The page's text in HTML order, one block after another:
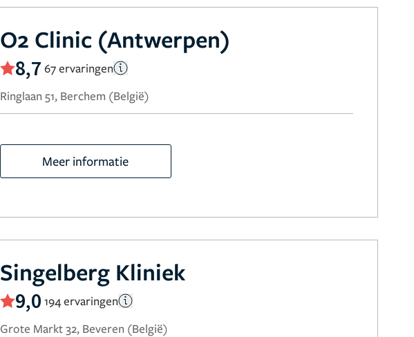
O2 Clinic (Antwerpen)
8,7 67 ervaringen
Ringlaan 51, Berchem (België)
Meer informatie
Singelberg Kliniek
9,0 194 ervaringen
Grote Markt 32, Beveren (België)